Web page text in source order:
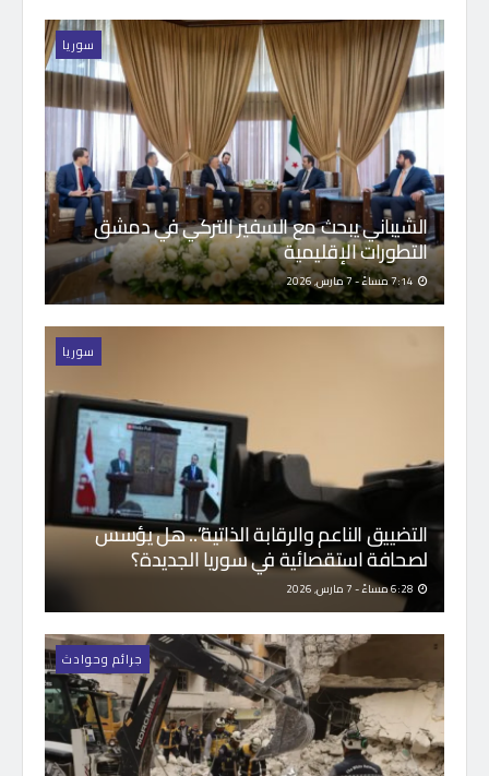
سوريا
الشيباني يبحث مع السفير التركي في دمشق
التطورات الإقليمية
سوريا
التضييق الناعم والرقابة الذاتية”.. هل يؤسس
لصحافة استقصائية في سوريا الجديدة؟
جرائم وحوادث